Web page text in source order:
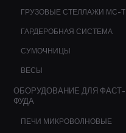
ГРУЗОВЫЕ СТЕЛЛАЖИ МС-Т
ГАРДЕРОБНАЯ СИСТЕМА
СУМОЧНИЦЫ
ВЕСЫ
ОБОРУДОВАНИЕ ДЛЯ ФАСТ-
ФУДА
ПЕЧИ МИКРОВОЛНОВЫЕ